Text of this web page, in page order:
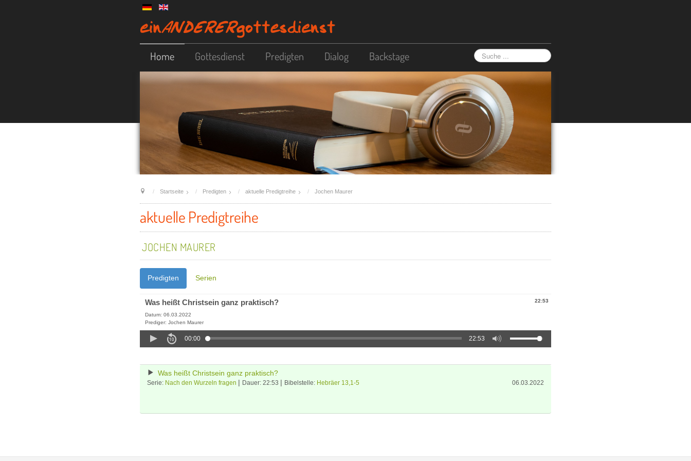
Home Gottesdienst Predigten Dialog Backstage
Startseite Predigten aktuelle Predigtreihe Jochen Maurer
aktuelle Predigtreihe
JOCHEN MAURER
Predigten Serien
22:53
Was heißt Christsein ganz praktisch?
Datum: 06.03.2022
Prediger: Jochen Maurer
00:00 22:53
Was heißt Christsein ganz praktisch?
Serie: Nach den Wurzeln fragen Dauer: 22:53 Bibelstelle: Hebräer 13,1-5 06.03.2022